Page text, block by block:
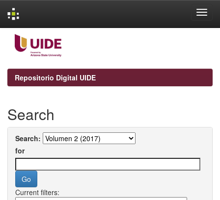
navigation
Repositorio Digital UIDE
Search
Search:
for
Current filters: